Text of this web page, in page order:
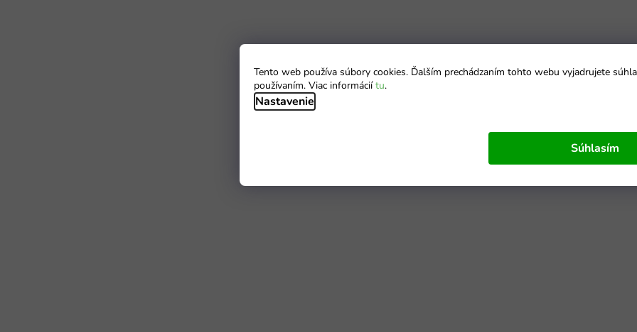
Tento web používa súbory cookies. Ďalším prechádzaním tohto webu vyjadrujete
používaním. Viac informáciítu.
Nastavenie
Súhlasím